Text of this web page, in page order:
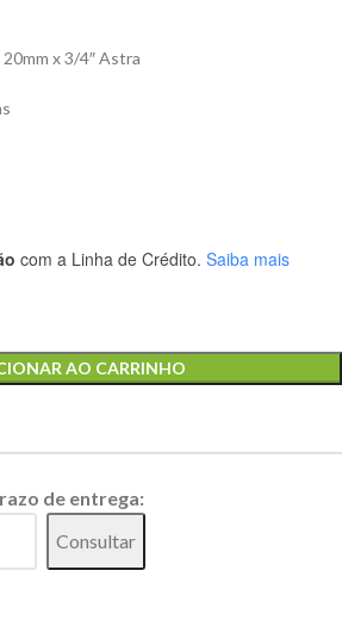
x 3/4″ Astra
com a Linha de Crédito. Saiba mais
AO CARRINHO
de entrega:
Consultar